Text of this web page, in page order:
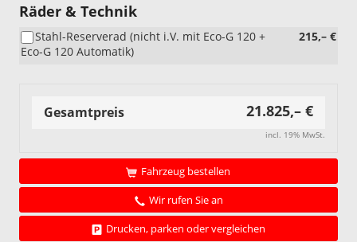
Räder & Technik
215,– €
Stahl-Reserverad (nicht i.V. mit Eco-G 120 +
Eco-G 120 Automatik)
Gesamtpreis 21.825,– €
incl. 19% MwSt.
Fahrzeug bestellen
Wir rufen Sie an
Drucken, parken oder vergleichen